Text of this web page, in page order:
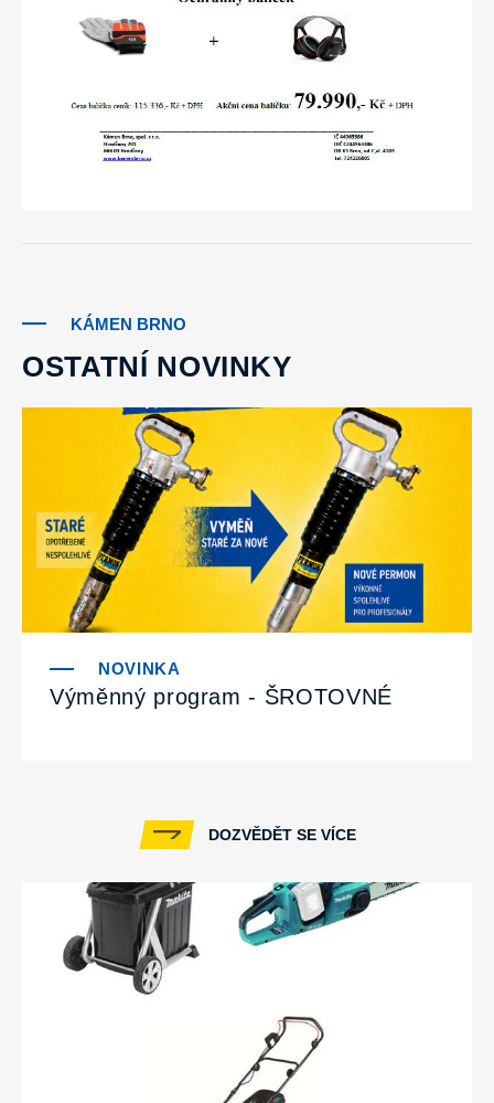
KÁMEN BRNO
OSTATNÍ NOVINKY
Výměnný program - ŠROTOVNÉ
DOZVĚDĚT SE VÍCE